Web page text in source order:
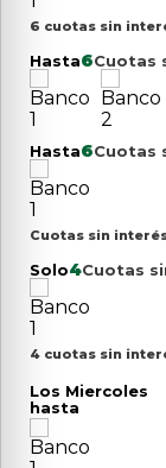
6 cuotas sin
Hasta6Cuotas
Hasta6Cuotas
Cuotas sin
Solo4Cuotas
4 cuotas sin
Los Miercoles
hasta